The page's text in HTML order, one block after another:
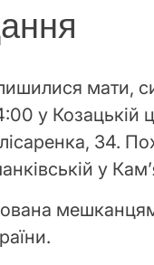
мати,
у
34.
у